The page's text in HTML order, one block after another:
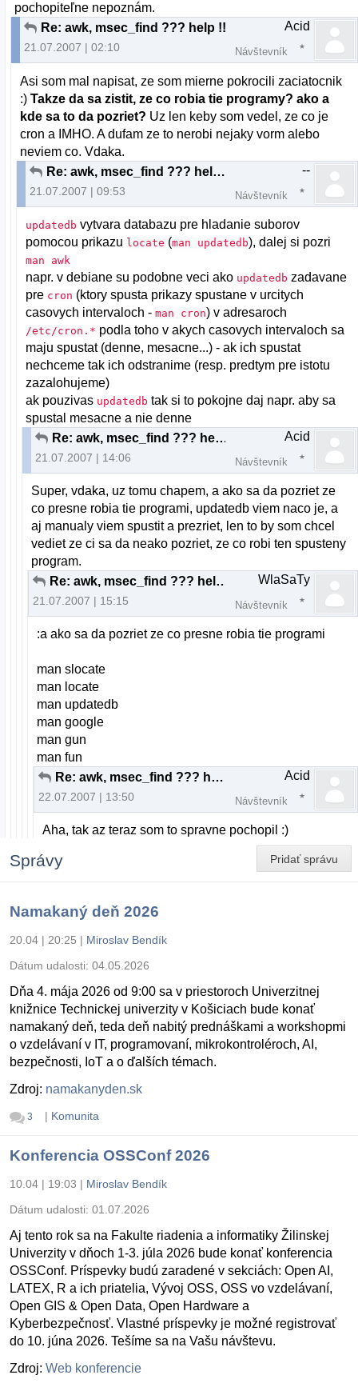
pochopiteľne nepoznám.
Re: awk, msec_find ??? help !!!
21.07.2007 | 02:10
Acid
Návštevník
Asi som mal napisat, ze som mierne pokrocili zaciatocnik
:)Takze da sa zistit, ze co robia tie programy? ako a
kde sa to da pozriet? Uz len keby som vedel, ze co je
cron a IMHO. A dufam ze to nerobi nejaky vorm alebo
neviem co. Vdaka.
Re: awk, msec_find ??? help !!!
21.07.2007 | 09:53
--
Návštevník
updatedb vytvara databazu pre hladanie suborov
pomocou prikazu locate (man updatedb), dalej si pozri
man awk
napr. v debiane su podobne veci ako updatedb zadavane
pre cron (ktory spusta prikazy spustane v urcitych
casovych intervaloch -man cron) v adresaroch
/etc/cron.* podla toho v akych casovych intervaloch sa
maju spustat (denne, mesacne...) - ak ich spustat
nechceme tak ich odstranime (resp. predtym pre istotu
zazalohujeme)
ak pouzivas updatedb tak si to pokojne daj napr. aby sa
spustal mesacne a nie denne
Re: awk, msec_find ??? help !!!
21.07.2007 | 14:06
Acid
Návštevník
Super, vdaka, uz tomu chapem, a ako sa da pozriet ze
co presne robia tie programi, updatedb viem naco je, a
aj manualy viem spustit a prezriet, len to by som chcel
vediet ze ci sa da neako pozriet, ze co robi ten spusteny
program.
Re: awk, msec_find ??? help !!!
21.07.2007 | 15:15
WlaSaTy
Návštevník
:a ako sa da pozriet ze co presne robia tie programi
man slocate
man locate
man updatedb
man google
man gun
man fun
Re: awk, msec_find ??? help !!!
22.07.2007 | 13:50
Acid
Návštevník
Aha, tak az teraz som to spravne pochopil :)
Pridať správu
Správy
Namakaný deň 2026
20.04 | 20:25 | Miroslav Bendík
Dátum udalosti: 04.05.2026
Dňa 4. mája 2026 od 9:00 sa v priestoroch Univerzitnej
knižnice Technickej univerzity v Košiciach bude konať
namakaný deň, teda deň nabitý prednáškami a workshopmi
o vzdelávaní v IT, programovaní, mikrokontroléroch, AI,
bezpečnosti, IoT a o ďalších témach.
Zdroj: namakanyden.sk
3 | Komunita
Konferencia OSSConf 2026
10.04 | 19:03 | Miroslav Bendík
Dátum udalosti: 01.07.2026
Aj tento rok sa na Fakulte riadenia a informatiky Žilinskej
Univerzity v dňoch 1-3. júla 2026 bude konať konferencia
OSSConf. Príspevky budú zaradené v sekciách: Open AI,
LATEX, R a ich priatelia, Vývoj OSS, OSS vo vzdelávaní,
Open GIS & Open Data, Open Hardware a
Kyberbezpečnosť. Vlastné príspevky je možné registrovať
do 10. júna 2026. Tešíme sa na Vašu návštevu.
Zdroj: Web konferencie